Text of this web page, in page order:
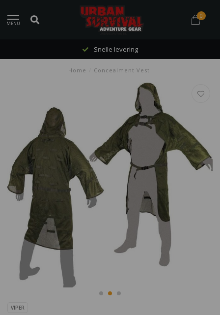
MENU
0
Snelle levering
Home Concealment Vest
VIPER